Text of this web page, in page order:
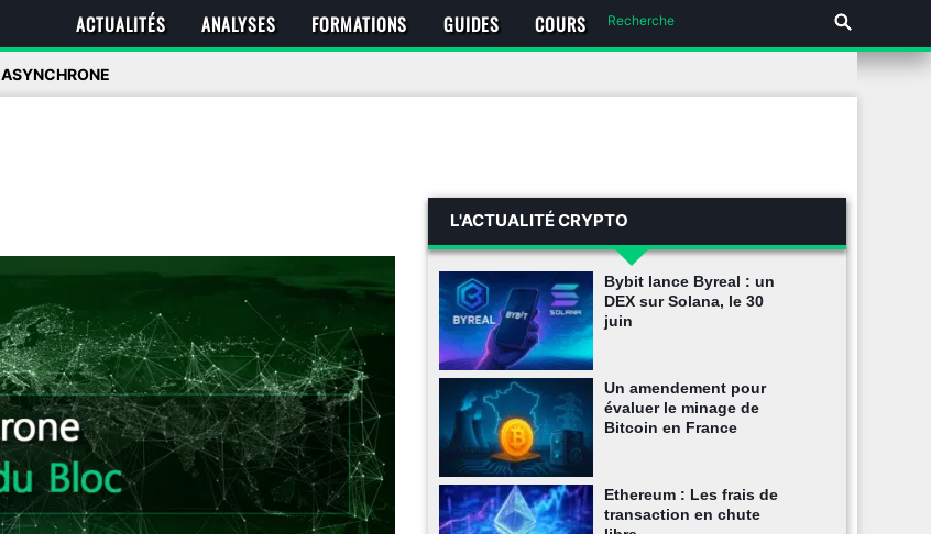
ACTUALITÉS ANALYSES FORMATIONS GUIDES COURS
ASYNCHRONE
L'ACTUALITÉ CRYPTO
Bybit lance Byreal : un
DEX sur Solana, le 30
juin
Un amendement pour
évaluer le minage de
Bitcoin en France
Ethereum : Les frais de
transaction en chute